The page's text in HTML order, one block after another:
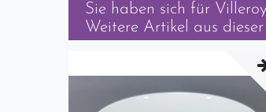
Sie haben sich für
Weitere Artikel aus